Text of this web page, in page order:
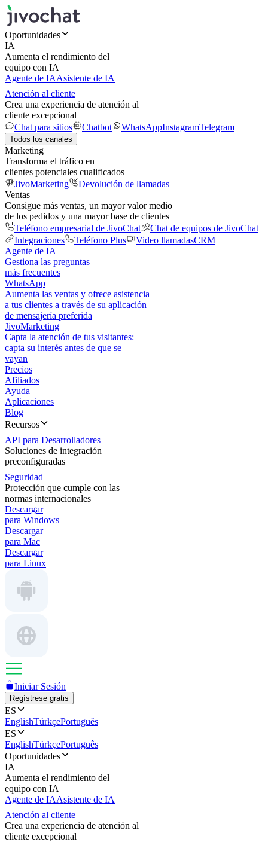
Oportunidades
IA
Aumenta el rendimiento del
equipo con IA
Agente de IAAsistente de IA
Atención al cliente
Crea una experiencia de atención al
cliente excepcional
Chat para sitios
Chatbot WhatsAppInstagramTelegram
Todos los canales
Marketing
Transforma el tráfico en
clientes potenciales cualificados
JivoMarketing
Devolución de llamadas
Ventas
Consigue más ventas, un mayor valor medio
de los pedidos y una mayor base de clientes
Teléfono empresarial de JivoChat
Chat de equipos de JivoChat
Integraciones
Teléfono Plus Video llamadasCRM
Agente de IA
Gestiona las preguntas
más frecuentes
WhatsApp
Aumenta las ventas y ofrece asistencia
a tus clientes a través de su aplicación
de mensajería preferida
JivoMarketing
Capta la atención de tus visitantes:
capta su interés antes de que se
vayan
Precios
Afiliados
Ayuda
Aplicaciones
Blog
Recursos
API para Desarrolladores
Soluciones de integración
preconfiguradas
Seguridad
Protección que cumple con las
normas internacionales
Descargar
para Windows
Descargar
para Mac
Descargar
para Linux
Iniciar Sesión
Regístrese gratis
ES
EnglishTürkçePortuguês
ES
EnglishTürkçePortuguês
Oportunidades
IA
Aumenta el rendimiento del
equipo con IA
Agente de IAAsistente de IA
Atención al cliente
Crea una experiencia de atención al
cliente excepcional